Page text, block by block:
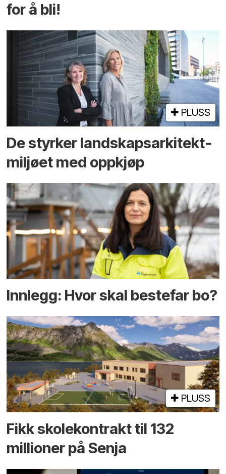
for å bli!
PLUSS
De styrker landskaps­arkitekt­
miljøet med oppkjøp
Innlegg: Hvor skal bestefar bo?
PLUSS
Fikk skole­kontrakt til 132
millioner på Senja